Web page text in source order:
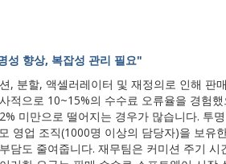
성 향상, 복잡성 관리 필요"
, 분할, 액셀러레이터 및 재정의로 인해 판
적으로 10~15%의 수수료 오류율을 경험
미만으로 떨어지는 경우가 많습니다. 투
영업 조직(1000명 이상의 담당자)을 보유
담도 줄여줍니다. 재무팀은 커미션 주기